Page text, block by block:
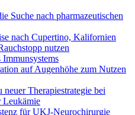
Suche nach pharmazeutischen
nach Cupertino, Kalifornien
nutzen
Immunsystems
auf Augenhöhe zum Nutzen
Therapiestrategie bei
Leukämie
für UKJ-Neurochirurgie